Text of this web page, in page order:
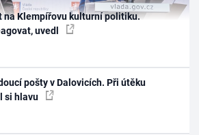
na Klempířovu kulturní politiku.
uvedl
pošty v Dalovicích. Při útěku
si hlavu